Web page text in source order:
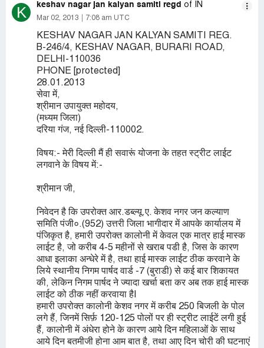
K keshav nagar jan kalyan samiti regd of IN
Mar 02, 2013 7:08 am UTC
KESHAV NAGAR JAN KALYAN SAMITI REG.
B-246/4, KESHAV NAGAR, BURARI ROAD,
DELHI-110036
PHONE [protected]
28.01.2013
सेवा में,
श्रीमान उपायुक्त महोदय,
(मध्यम जिला)
दरिया गंज, नई दिल्ली-110002.
विषय:- मेरी दिल्ली मैं ही सवारूं योजना के तहत स्ट्रीट लाईट
लगवाने के विषय में:-
श्रीमान जी,
निवेदन है कि उपरोक्त आर.डब्ल्यू.ए. केशव नगर जन कल्याण
समिति पंजी०.(952) उत्तरी जिला भागीदार में आपके कार्यालय में
पंजिकृत है, हमारी उपरोक्त कालोनी में केवल एक मात्र हाई मास्क
लाईट है, जो करीब 4-5 महीनों से खराब पडी है, जिस के कारण
आधा इलाका अन्धेरे में है, तथा हाई मास्क लाईट ठीक करवाने के
लिये स्थानीय निगम पार्षद वार्ड -7 (बुराडी) से कई बार शिकायत
की, लेकिन निगम पार्षद ने ज्यादा खर्चा बता कर अब तक हाई मास्क
लाईट को ठीक नहीं करवाया है|
हमारी उपरोक्त कालोनी केशव नगर में करीब 250 बिजली के पोल
लगे हैं, जिनमें सिर्फ़ 120-125 पोलों पर ही स्ट्रीट लाईटें लगी हुई
हैं, कालोनी में अंधेरा होने के कारण आये दिन महिलाओं के साथ
आये दिन बतमीजी होना आम बात है, तथा आए दिन चोरी की घटनाएं